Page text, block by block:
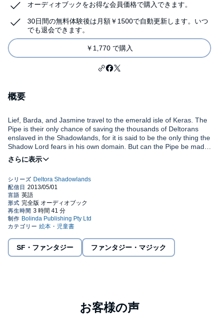
オーディオブックをお得な会員価格で購入できます。
30日間の無料体験後は月額￥1500で自動更新します。いつ
でも退会できます。
￥1,770 で購入
概要
Lief, Barda, and Jasmine travel to the emerald isle of Keras. The
Pipe is their only chance of saving the thousands of Deltorans
enslaved in the Shadowlands, for it is said to be the only thing the
Shadow Lord fears in his own domain. But can the Pipe be made
whole? And if it can, will its ancient magic still prevail against the
enemy's sorcery? Or are the companions walking into a trap?
knowing that whatever happens, their quest will end in the
darkness and horror of the Shadowlands itself.
©2002 Emily Rodda (P)2001 Australian Broadcasting Corporation
SF・ファンタジー ファンタジー・マジック